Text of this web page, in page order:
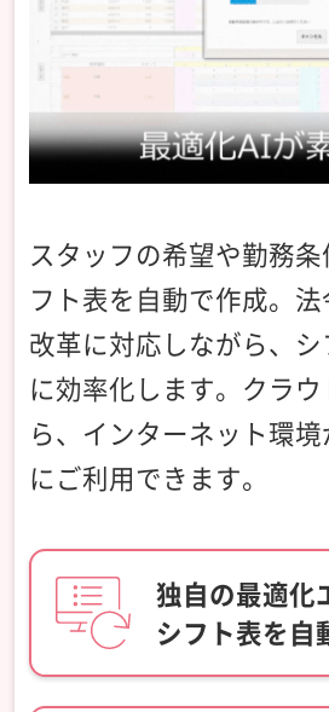
スタッフの希望や勤務
フト表を自動で作成。
改革に対応しながら、
に効率化します。クラ
ら、インターネット環
にご利用できます。
独自の最適化
シフト表を自